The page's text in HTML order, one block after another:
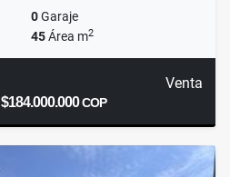
0Garaje
45Área m2
Venta
$184.000.000COP